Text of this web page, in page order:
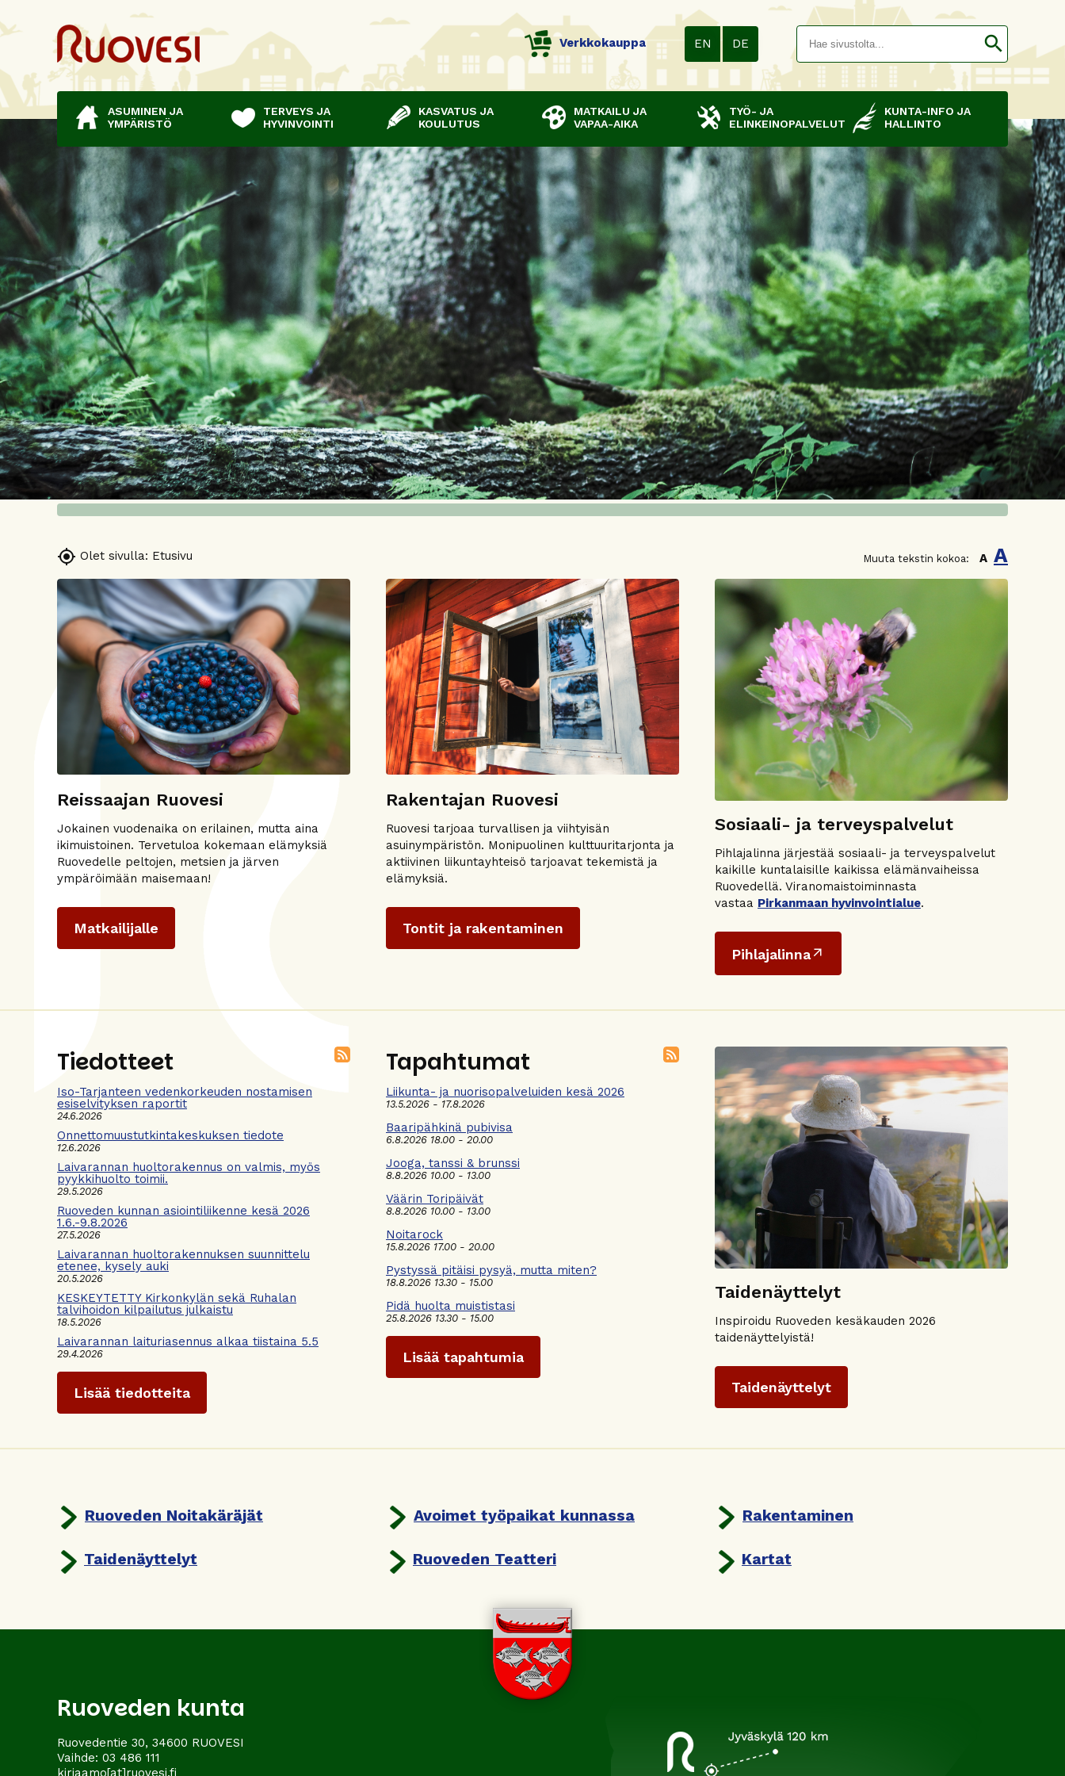
Verkkokauppa EN DE search
ASUMINEN JA
YMPÄRISTÖ
TERVEYS JA
HYVINVOINTI
KASVATUS JA
KOULUTUS
MATKAILU JA
VAPAA-AIKA
TYÖ- JA
ELINKEINOPALVELUT
KUNTA-INFO JA
HALLINTO
 Olet sivulla: Etusivu Muuta tekstin kokoa: A A
Reissaajan Ruovesi
Jokainen vuodenaika on erilainen, mutta aina
ikimuistoinen. Tervetuloa kokemaan elämyksiä
Ruovedelle peltojen, metsien ja järven
ympäröimään maisemaan!
Matkailijalle
Rakentajan Ruovesi
Ruovesi tarjoaa turvallisen ja viihtyisän
asuinympäristön. Monipuolinen kulttuuritarjonta ja
aktiivinen liikuntayhteisö tarjoavat tekemistä ja
elämyksiä.
Tontit ja rakentaminen
Sosiaali- ja terveyspalvelut
Pihlajalinna järjestää sosiaali- ja terveyspalvelut
kaikille kuntalaisille kaikissa elämänvaiheissa
Ruovedellä. Viranomaistoiminnasta
vastaa Pirkanmaan hyvinvointialue.
Pihlajalinna
Tiedotteet
Iso-Tarjanteen vedenkorkeuden nostamisen
esiselvityksen raportit
24.6.2026
Onnettomuustutkintakeskuksen tiedote
12.6.2026
Laivarannan huoltorakennus on valmis, myös
pyykkihuolto toimii.
29.5.2026
Ruoveden kunnan asiointiliikenne kesä 2026
1.6.-9.8.2026
27.5.2026
Laivarannan huoltorakennuksen suunnittelu
etenee, kysely auki
20.5.2026
KESKEYTETTY Kirkonkylän sekä Ruhalan
talvihoidon kilpailutus julkaistu
18.5.2026
Laivarannan laituriasennus alkaa tiistaina 5.5
29.4.2026
Lisää tiedotteita
Tapahtumat
Liikunta- ja nuorisopalveluiden kesä 2026
13.5.2026 - 17.8.2026
Baaripähkinä pubivisa
6.8.2026 18.00 - 20.00
Jooga, tanssi & brunssi
8.8.2026 10.00 - 13.00
Väärin Toripäivät
8.8.2026 10.00 - 13.00
Noitarock
15.8.2026 17.00 - 20.00
Pystyssä pitäisi pysyä, mutta miten?
18.8.2026 13.30 - 15.00
Pidä huolta muististasi
25.8.2026 13.30 - 15.00
Lisää tapahtumia
Taidenäyttelyt
Inspiroidu Ruoveden kesäkauden 2026
taidenäyttelyistä!
Taidenäyttelyt
Ruoveden Noitakäräjät
Taidenäyttelyt
Avoimet työpaikat kunnassa
Ruoveden Teatteri
Rakentaminen
Kartat
Ruoveden kunta
Ruovedentie 30, 34600 RUOVESI
Vaihde: 03 486 111
kirjaamo[at]ruovesi.fi